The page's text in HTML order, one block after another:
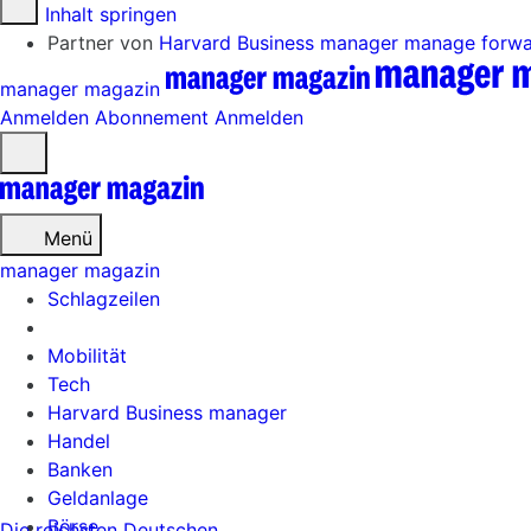
Zum Inhalt springen
Partner von Harvard Business manager manage
manager magazin
Anmelden Abonnement Anmelden
öffnen
Menü
Schlagzeilen
Mobilität
Tech
Harvard Business manager
Handel
Banken
Geldanlage
Börse
manager magazin